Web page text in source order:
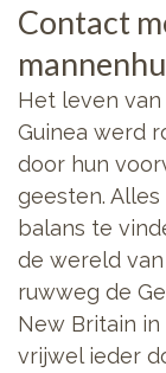
Contact
Het leven
Guinea werd
door hun
geesten.
balans te
de wereld
ruwweg de
New Britain
vrijwel ieder